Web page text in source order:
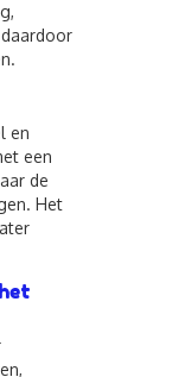
en
een
de
Het